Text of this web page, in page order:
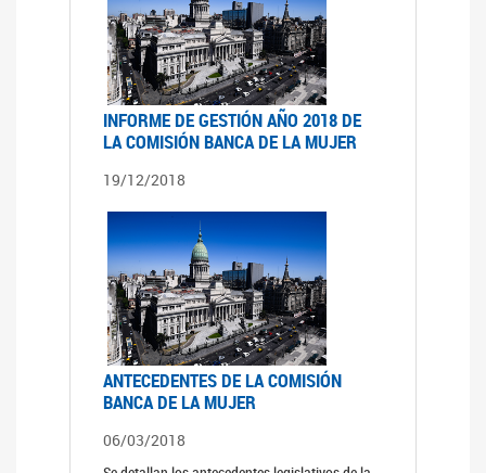
INFORME DE GESTIÓN AÑO 2018 DE
LA COMISIÓN BANCA DE LA MUJER
19/12/2018
ANTECEDENTES DE LA COMISIÓN
BANCA DE LA MUJER
06/03/2018